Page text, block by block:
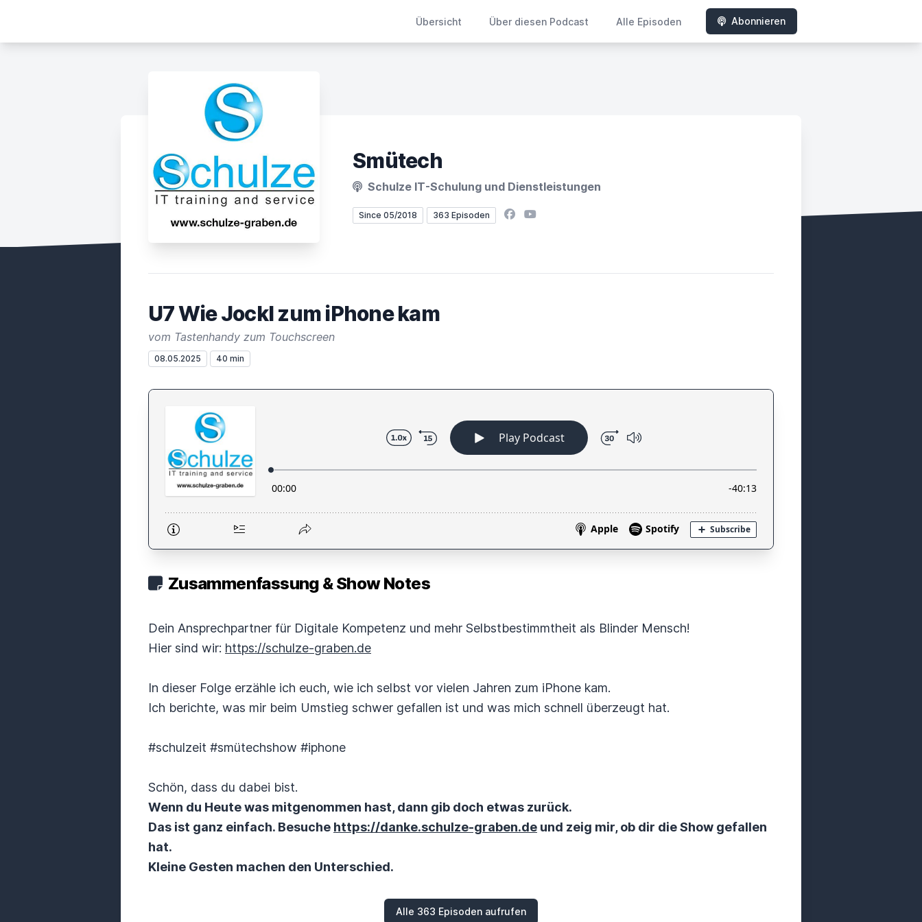
Übersicht Über diesen Podcast Alle Episoden Abonnieren
Smütech
Schulze IT-Schulung und Dienstleistungen
Since 05/2018 363 Episoden Facebook
YouTube
U7 Wie Jockl zum iPhone kam
vom Tastenhandy zum Touchscreen
08.05.2025 40 min
Zusammenfassung & Show Notes
Dein Ansprechpartner für Digitale Kompetenz und mehr Selbstbestimmtheit als Blinder Mensch!
Hier sind wir: https://schulze-graben.de
In dieser Folge erzähle ich euch, wie ich selbst vor vielen Jahren zum iPhone kam.
Ich berichte, was mir beim Umstieg schwer gefallen ist und was mich schnell überzeugt hat.
#schulzeit #smütechshow #iphone
Schön, dass du dabei bist.
Wenn du Heute was mitgenommen hast, dann gib doch etwas zurück.
Das ist ganz einfach. Besuche https://danke.schulze-graben.de und zeig mir, ob dir die Show gefallen
hat.
Kleine Gesten machen den Unterschied.
Alle 363 Episoden aufrufen